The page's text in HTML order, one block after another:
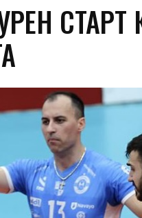
СТАРТ